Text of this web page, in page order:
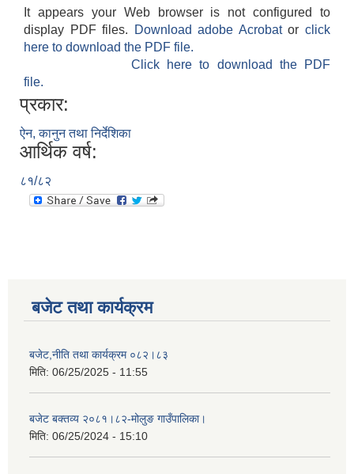
It appears your Web browser is not configured to
display PDF files.
Download adobe Acrobatorclick
here to download the PDF file.
Click here to download the PDF
file.
प्रकार:
ऐन, कानुन तथा निर्देशिका
आर्थिक वर्ष:
८१/८२
बजेट तथा कार्यक्रम
बजेट,नीति तथा कार्यक्रम ०८२।८३
मिति: 06/25/2025 - 11:55
बजेट बक्तव्य २०८१।८२-मोलुङ गाउँपालिका।
मिति: 06/25/2024 - 15:10